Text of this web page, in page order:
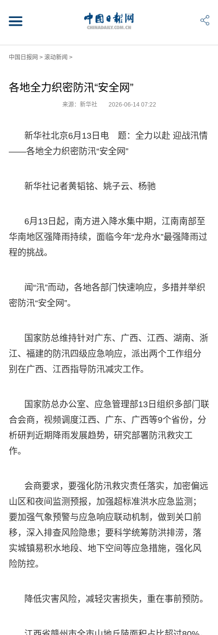
中国日报网 > 滚动新闻 >
各地全力织密防汛“安全网”
来源：新华社 2026-06-14 07:22
新华社北京6月13日电 题：全力以赴 迎战汛情
——各地全力织密防汛“安全网”
新华社记者黄韬铭、姚子云、杨驰
6月13日起，南方进入降水集中期，江南南部至
华南地区强降雨持续，面临今年“龙舟水”最强降雨过
程的挑战。
闻“汛”而动，各地各部门快速响应，多措并举织
密防汛“安全网”。
国家防总维持针对广东、广西、江西、湖南、浙
江、福建的防汛四级应急响应，派出两个工作组分
别在广西、江西指导防汛减灾工作。
国家防总办公室、应急管理部13日组织多部门联
合会商，视频调度江西、广东、广西等9个省份，分
析研判近期降雨发展趋势，研究部署防汛救灾工
作。
会商要求，要强化防汛救灾责任落实，加密偏远
山区和夜间监测预报，加强超标准洪水应急监测；
要加强气象预警与应急响应联动机制，做到关口前
移，深入排查风险隐患；要科学统筹防洪排涝，落
实城镇易积水地段、地下空间等应急措施，强化风
险防控。
降低灾害风险，减轻灾害损失，重在事前预防。